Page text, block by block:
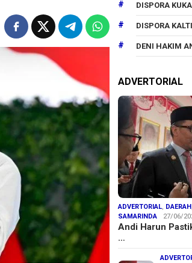
DISPORA
DISPORA
DENI HAKIM
ADVERTORIAL
ADVERTORIAL, DAERAH
SAMARINDA
27/06/
Andi Harun
…